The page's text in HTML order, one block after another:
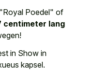
Poedel" of
centimeter lang
in Show in
kapsel.